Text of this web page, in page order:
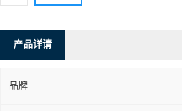
产品详请
品牌